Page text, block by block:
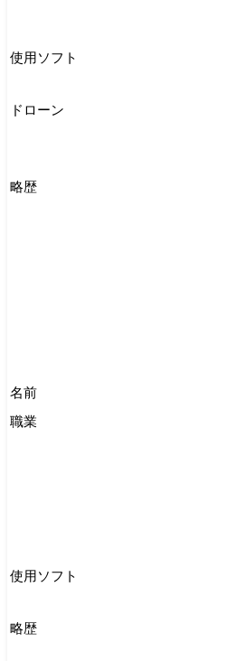
使用ソフト
ドローン
略歴
名前
職業
使用ソフト
略歴